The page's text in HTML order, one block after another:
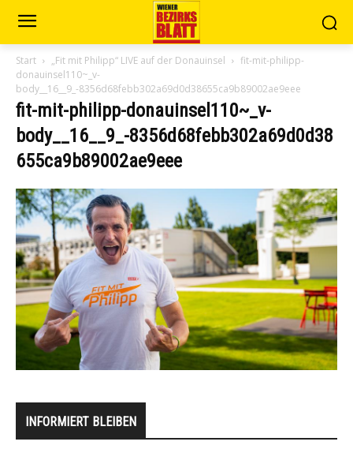
Start „Fit mit Philipp“ LIVE auf der Donauinsel
fit-mit-philipp-
donauinsel110~_v-
body__16__9_-8356d68febb302a69d0d38655ca9b89002ae9eee
fit-mit-philipp-donauinsel110~_v-
body__16__9_-8356d68febb302a69d0d38
655ca9b89002ae9eee
INFORMIERT BLEIBEN